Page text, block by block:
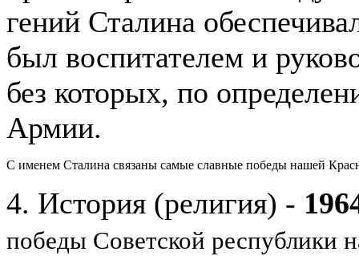
гений Сталина
был воспитателем и
без которых, по
Армии.
С именем Сталина связаны самые славные победы нашей
4. История (религия) -
победы Советской республики